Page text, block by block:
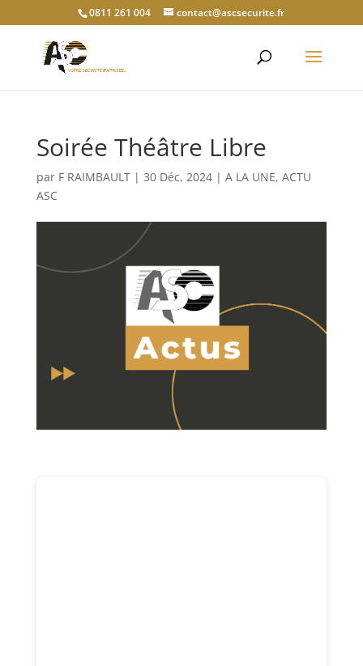
0811 261 004 contact@ascsecurite.fr
Soirée Théâtre Libre
par F RAIMBAULT| 30 Déc, 2024| A LA UNE, ACTU
ASC